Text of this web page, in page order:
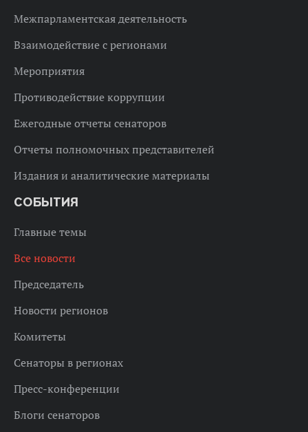
Межпарламентская деятельность
Взаимодействие с регионами
Мероприятия
Противодействие коррупции
Ежегодные отчеты сенаторов
Отчеты полномочных представителей
Издания и аналитические материалы
СОБЫТИЯ
Главные темы
Все новости
Председатель
Новости регионов
Комитеты
Сенаторы в регионах
Пресс-конференции
Блоги сенаторов